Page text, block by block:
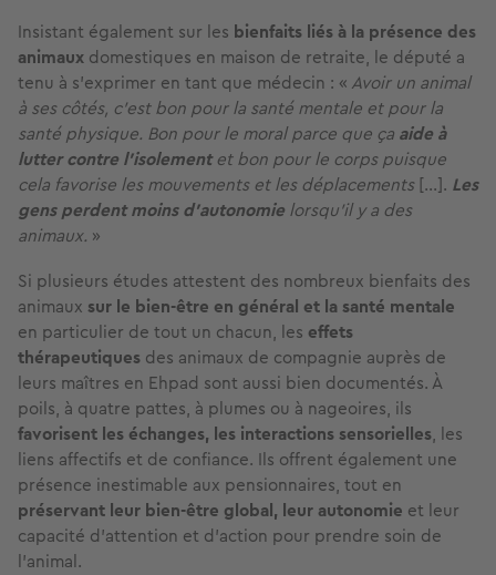
Insistant également sur les bienfaits liés à la présence des
animaux domestiques en maison de retraite, le député a
tenu à s’exprimer en tant que médecin : « Avoir un animal
à ses côtés, c’est bon pour la santé mentale et pour la
santé physique. Bon pour le moral parce que ça aide à
lutter contre l’isolementet bon pour le corps puisque
cela favorise les mouvements et les déplacements[...]. Les
gens perdent moins d’autonomie lorsqu’il y a des
animaux. »
Si plusieurs études attestent des nombreux bienfaits des
animaux sur le bien-être en général et la santé mentale
en particulier de tout un chacun, les effets
thérapeutiques des animaux de compagnie auprès de
leurs maîtres en Ehpad sont aussi bien documentés. À
poils, à quatre pattes, à plumes ou à nageoires, ils
favorisent les échanges, les interactions sensorielles, les
liens affectifs et de confiance. Ils offrent également une
présence inestimable aux pensionnaires, tout en
préservant leur bien-être global, leur autonomie et leur
capacité d’attention et d’action pour prendre soin de
l’animal.